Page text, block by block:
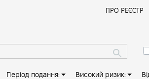
ПРО РЕЄСТР
Період подання: Високий ризик: